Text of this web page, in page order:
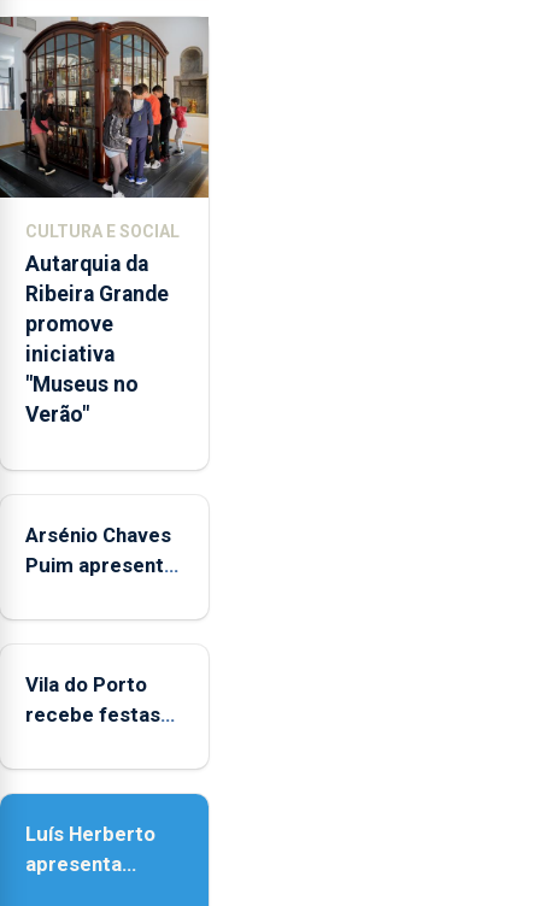
65
milhões
de
euros
e
abrange
767
anunciou
o
Governo
Regional.
CULTURA E SOCIAL
Autarquia da
Ribeira Grande
promove
iniciativa
"Museus no
Verão"
Arsénio Chaves
Puim apresenta
Biblioteca de
Vila do Porto
recebe festas
Nossa Senhora
Luís Herberto
apresenta